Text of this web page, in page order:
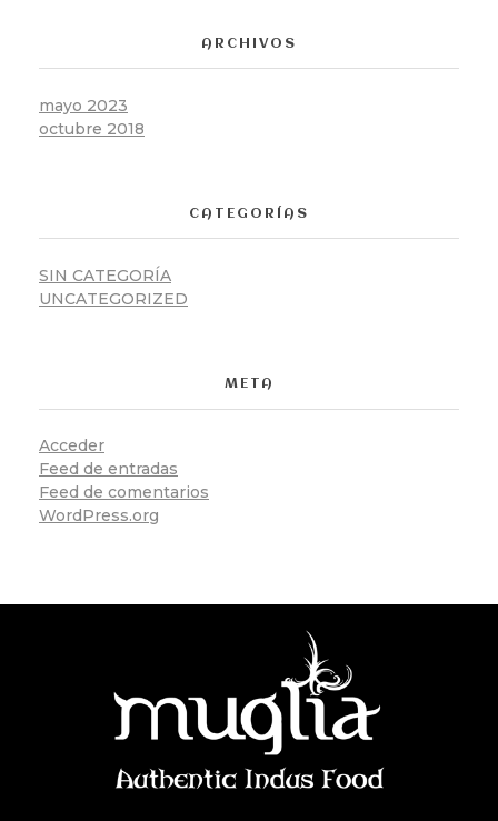
ARCHIVOS
mayo 2023
octubre 2018
CATEGORÍAS
SIN CATEGORÍA
UNCATEGORIZED
META
Acceder
Feed de entradas
Feed de comentarios
WordPress.org